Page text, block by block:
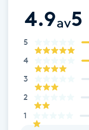
Color correction
Cryoterapi
Damklippning
Dermapen
4.9av5
5
4
3
2
1